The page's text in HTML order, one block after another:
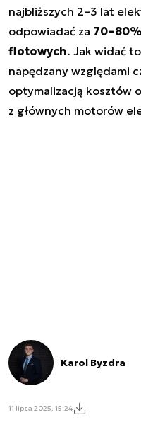
najbliższych 2–3 lat
odpowiadać za
flotowych. Jak widać
napędzany względami
optymalizacją kosztów
z głównych motorów
Karol Byzdra
11 lipca 2025, 15:24